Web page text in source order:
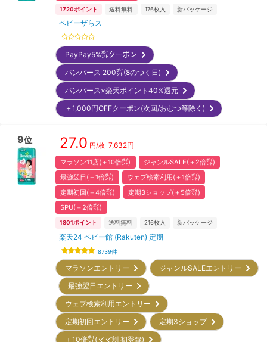
1720ポイント 送料無料 176枚入 新パッケージ
ベビーザらス
PayPay5%㌽クーポン
パンパース 200㌽(8のつく日)
パンパース×楽天ポイント40%還元
＋1,000円OFFクーポン(次回/おむつ等除く)
9位 27.0 円/枚 7,632円
マラソン11店(＋10倍㌽)
ジャンルSALE(＋2倍㌽)
最強翌日(＋1倍㌽)
ウェブ検索利用(＋1倍㌽)
定期初回(＋4倍㌽)
定期3ショップ(＋5倍㌽)
SPU(＋2倍㌽)
1801ポイント 送料無料 216枚入 新パッケージ
楽天24 ベビー館 (Rakuten) 定期
8739件
マラソンエントリー
ジャンルSALEエントリー
最強翌日エントリー
ウェブ検索利用エントリー
定期初回エントリー
定期3ショップ
＋10倍㌽(ママ割 初登録)